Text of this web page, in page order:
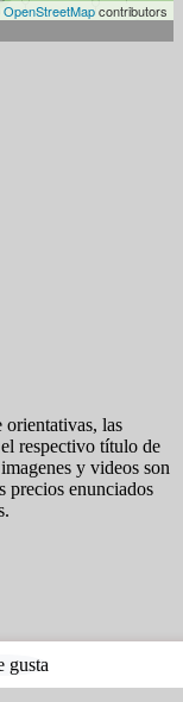
OpenStreetMapcontributors
orientativas, las
el respectivo título de
y videos son
precios enunciados